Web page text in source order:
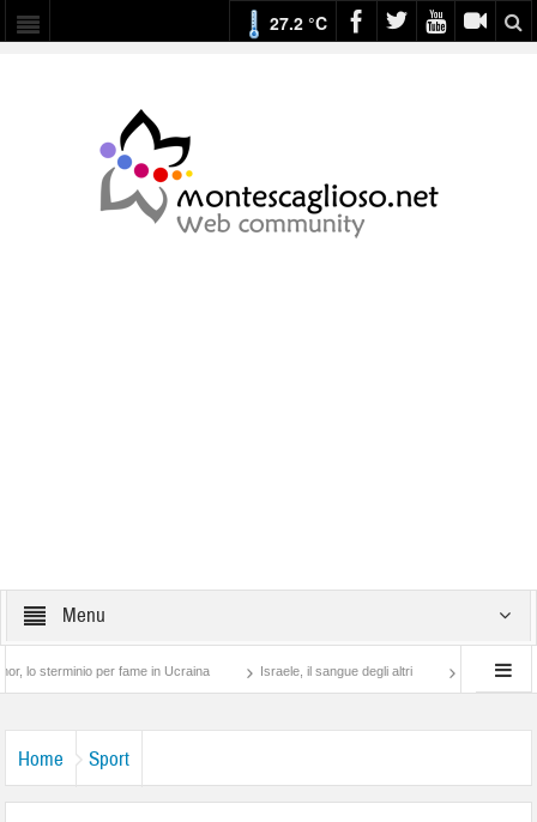
27.2 °C
Menu
per fame in Ucraina Israele, il sangue degli altri Lotta di classe…
Home Sport